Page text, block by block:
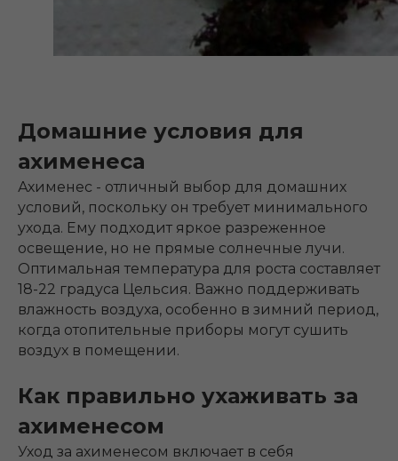
Домашние условия для
ахименеса
Ахименес - отличный выбор для домашних
условий, поскольку он требует минимального
ухода. Ему подходит яркое разреженное
освещение, но не прямые солнечные лучи.
Оптимальная температура для роста составляет
18-22 градуса Цельсия. Важно поддерживать
влажность воздуха, особенно в зимний период,
когда отопительные приборы могут сушить
воздух в помещении.
Как правильно ухаживать за
ахименесом
Уход за ахименесом включает в себя